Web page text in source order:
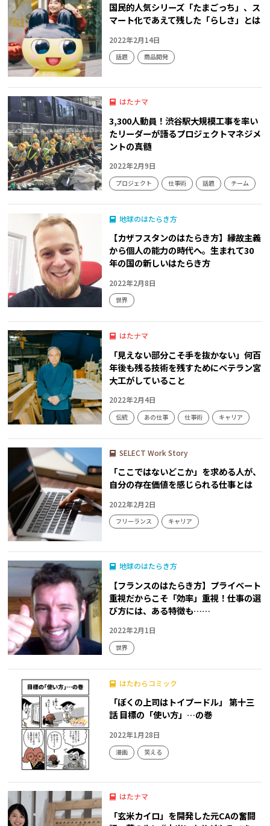
国民的人気シリーズ「たまごっち」、ス
マート化であえて残した「らしさ」とは
2022年2月14日
話題 商品開発
はたナマ
3,300人動員！渋谷駅大規模工事を率い
たリーダーが語るプロジェクトマネジメ
ントの真髄
2022年2月9日
プロジェクト 仕事術 話題 チーム
地球のはたらき方
【カザフスタンのはたらき方】縁故主義
から個人の能力の時代へ。生まれて30
年の国の新しいはたらき方
2022年2月8日
世界
はたナマ
「見えない部分こそ手を抜かない」何百
年後も残る技術を残すためにベテラン宮
大工がしていること
2022年2月4日
伝統 あの仕事 仕事術 キャリア
SELECT Work Story
「ここではないどこか」を求める人が、
自分の存在価値を感じられる仕事とは
2022年2月2日
フリーランス キャリア
地球のはたらき方
【フランスのはたらき方】プライベート
重視だからこそ「効率」重視！仕事の選
び方には、ある特徴も……
2022年2月1日
世界
はたわらコミック
「ぼくの上司はトイプードル」 第十三
話 目標の「使い方」…の巻
2022年1月28日
漫画 笑える
はたナマ
「玄米カイロ」を開発した元CAの奮闘